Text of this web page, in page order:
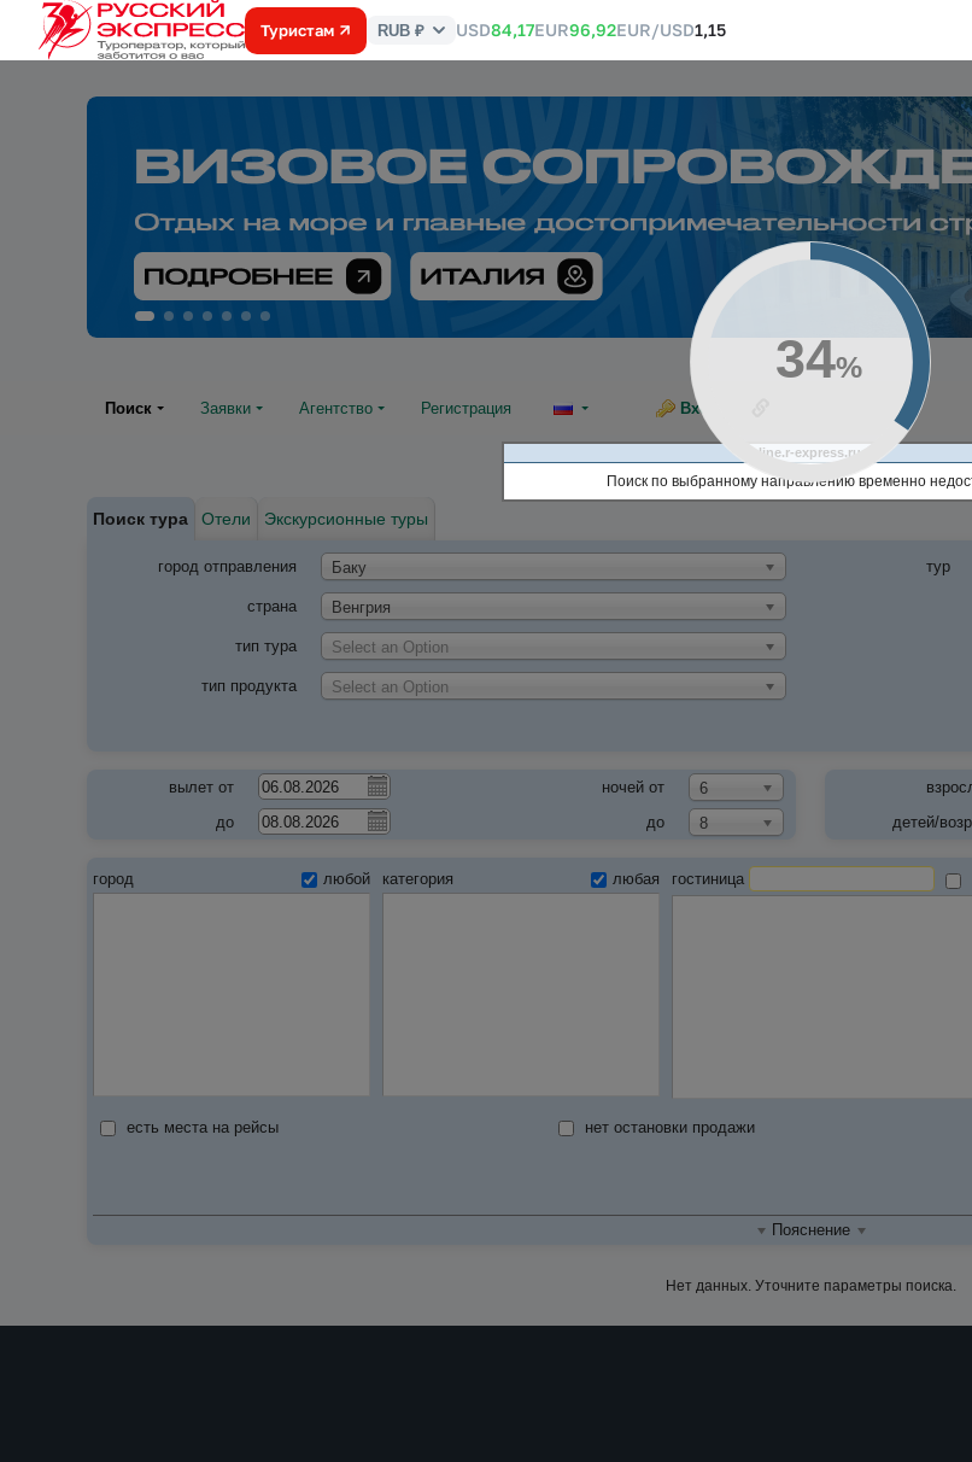
Туристам
Курс
валют
RUB ₽ USD84,17EUR96,92EUR/USD1,15
Поиск Заявки Агентство Регистрация Вход
Ссылка на эту страницу
Поиск тура Отели Экскурсионные туры
город отправления Баку
страна Венгрия
тип тура Select an Option
тип продукта Select an Option
тур
вылет от ночей от
6
до
до 8
детей/
город любой категория любая гостиница
есть места на рейсы нет остановки продажи
Пояснение
Нет данных. Уточните параметры поиска.
36%
online.r-express.ru
Поиск по выбранному направлению временно